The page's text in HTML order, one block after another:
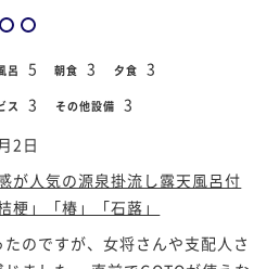
呂 5 朝食 3 夕食 3
ス 3 その他設備 3
2日
が人気の源泉掛流し露天風呂付
梗」「椿」「石蕗」
のですが、女将さんや支配人さ